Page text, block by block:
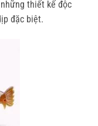
thiết kế độc
đặc biệt.